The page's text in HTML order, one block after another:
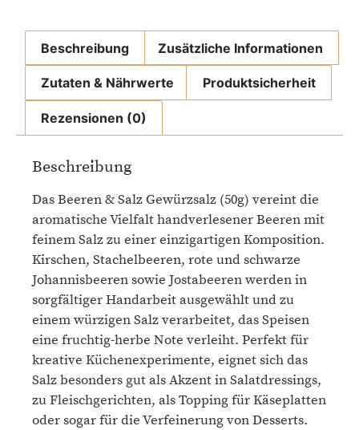
Beschreibung Zusätzliche Informationen
Zutaten & Nährwerte Produktsicherheit
Rezensionen (0)
Beschreibung
Das Beeren & Salz Gewürzsalz (50g) vereint die
aromatische Vielfalt handverlesener Beeren mit
feinem Salz zu einer einzigartigen Komposition.
Kirschen, Stachelbeeren, rote und schwarze
Johannisbeeren sowie Jostabeeren werden in
sorgfältiger Handarbeit ausgewählt und zu
einem würzigen Salz verarbeitet, das Speisen
eine fruchtig-herbe Note verleiht. Perfekt für
kreative Küchenexperimente, eignet sich das
Salz besonders gut als Akzent in Salatdressings,
zu Fleischgerichten, als Topping für Käseplatten
oder sogar für die Verfeinerung von Desserts.